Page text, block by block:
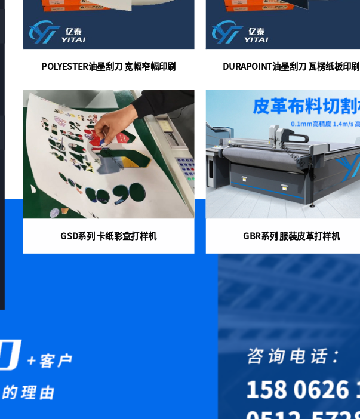
POLYESTER油墨刮刀 宽幅窄幅印刷 DURAPOINT油墨刮刀 瓦楞纸板印刷
GSD系列 卡纸彩盒打样机 GBR系列 服装皮革打样机